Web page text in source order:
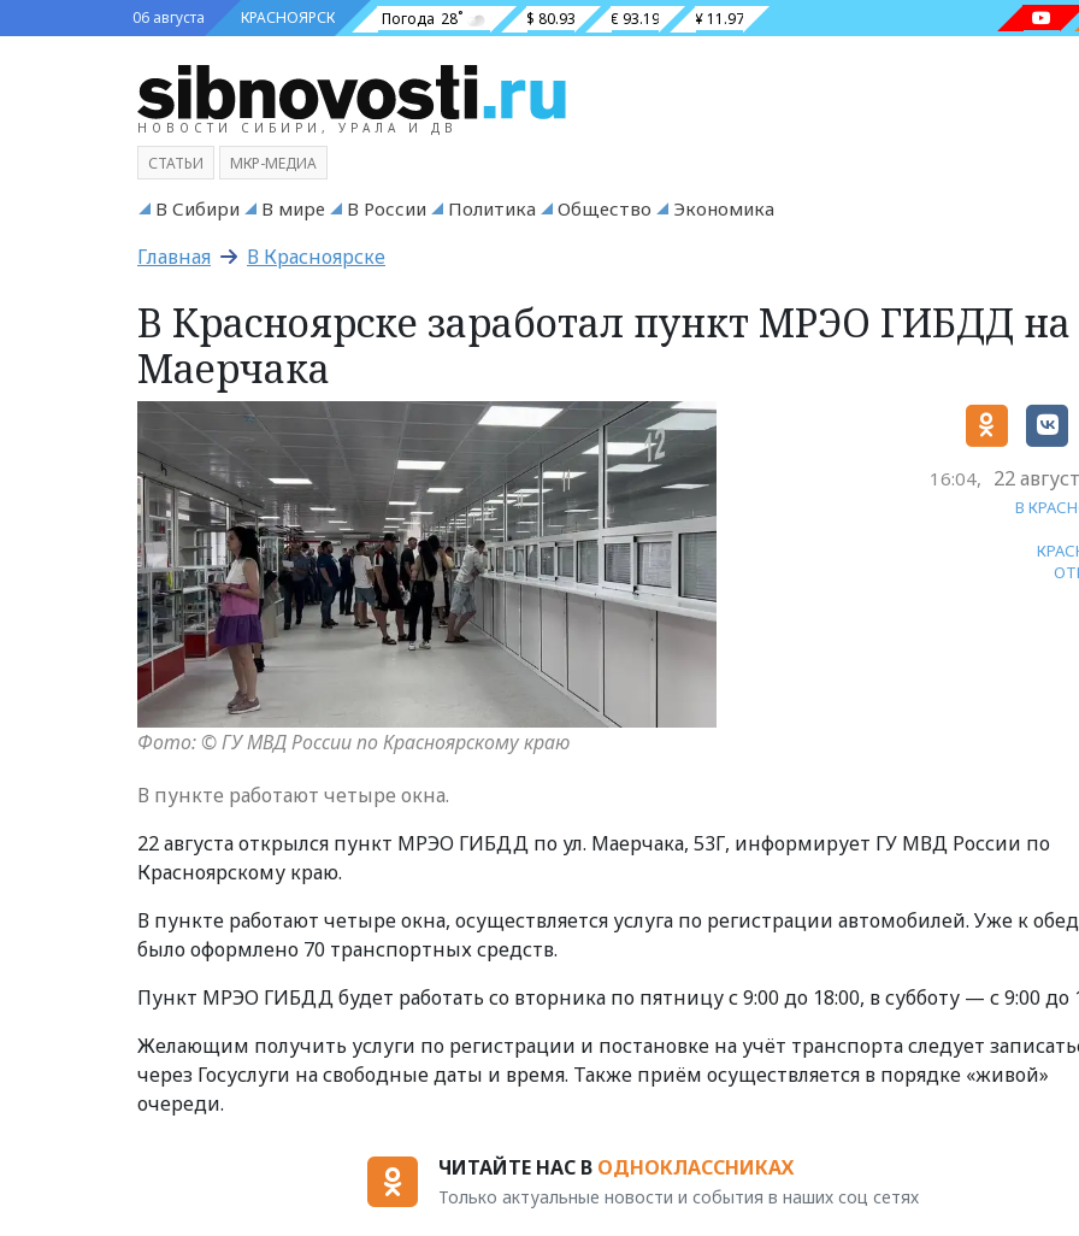
06 августа КРАСНОЯРСК Погода 28˚ $ 80.93 € 93.19 ¥ 11.97
НОВОСТИ СИБИРИ, УРАЛА И ДВ
СТАТЬИ МКР-МЕДИА
В Сибири В мире В России Политика Общество Экономика
Главная В Красноярске
В Красноярске заработал пункт МРЭО ГИБДД на
Маерчака
Фото: © ГУ МВД России по Красноярскому краю
16:04, 22
В
В пункте работают четыре окна.
22 августа открылся пункт МРЭО ГИБДД по ул. Маерчака, 53Г, информирует ГУ МВД России по
Красноярскому краю.
В пункте работают четыре окна, осуществляется услуга по регистрации автомобилей. Уже к
было оформлено 70 транспортных средств.
Пункт МРЭО ГИБДД будет работать со вторника по пятницу с 9:00 до 18:00, в субботу — с 9:00 до
Желающим получить услуги по регистрации и постановке на учёт транспорта следует
через Госуслуги на свободные даты и время. Также приём осуществляется в порядке «живой»
очереди.
ЧИТАЙТЕ НАС В ОДНОКЛАССНИКАХ
Только актуальные новости и события в наших соц сетях